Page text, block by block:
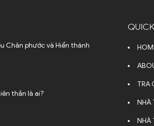
Chân phước và Hiển thánh
thần là ai?
TRA
NHÀ
NHÀ